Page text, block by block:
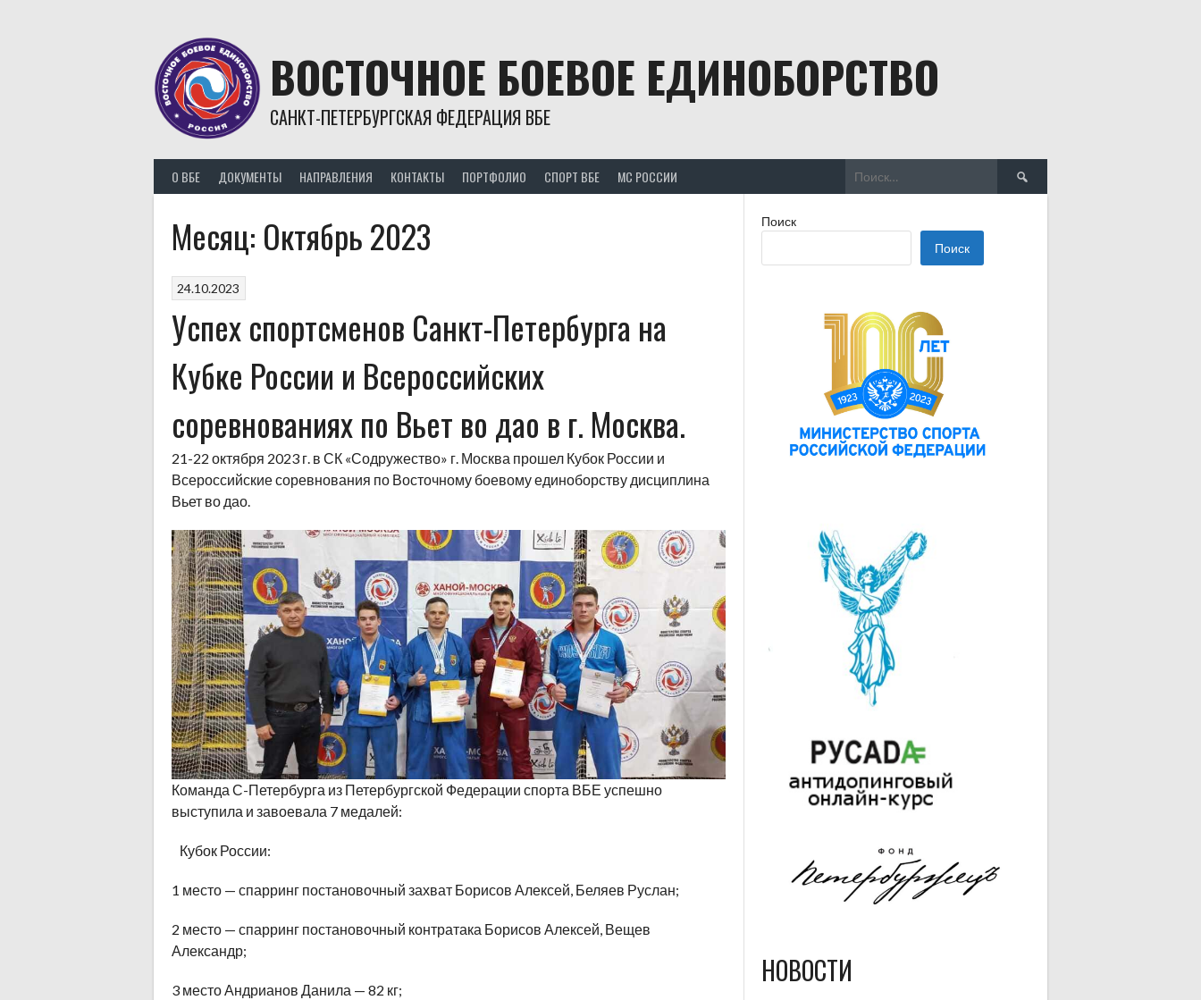
ВОСТОЧНОЕ БОЕВОЕ ЕДИНОБОРСТВО
САНКТ-ПЕТЕРБУРГСКАЯ ФЕДЕРАЦИЯ ВБЕ
О ВБЕ ДОКУМЕНТЫ НАПРАВЛЕНИЯ КОНТАКТЫ ПОРТФОЛИО СПОРТ ВБЕ МС РОССИИ Найти:
Месяц: Октябрь 2023
24.10.2023
Успех спортсменов Санкт-Петербурга на
Кубке России и Всероссийских
соревнованиях по Вьет во дао в г. Москва.
21-22 октября 2023 г. в СК «Содружество» г. Москва прошел Кубок России и
Всероссийские соревнования по Восточному боевому единоборству дисциплина
Вьет во дао.
Команда С-Петербурга из Петербургской Федерации спорта ВБЕ успешно
выступила и завоевала 7 медалей:
Кубок России:
1 место — спарринг постановочный захват Борисов Алексей, Беляев Руслан;
2 место — спарринг постановочный контратака Борисов Алексей, Вещев
Александр;
3 место Андрианов Данила — 82 кг;
Поиск
Поиск
НОВОСТИ